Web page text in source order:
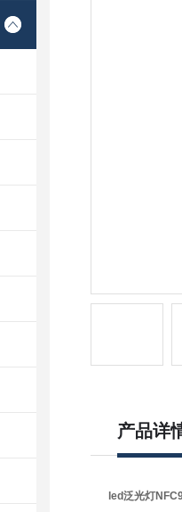
产品详
led泛光灯